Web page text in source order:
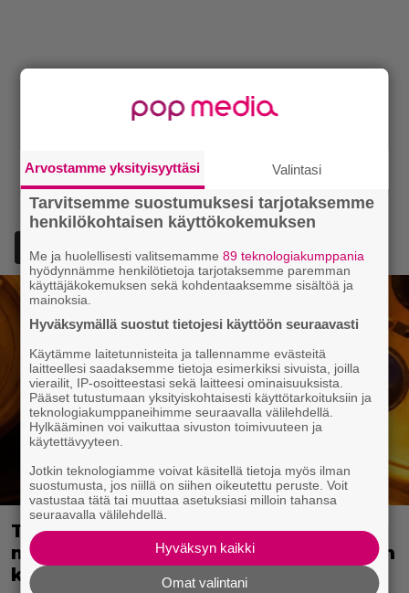
Tänään tv:ssä: Vuoden 2023
megaelokuva luottaa Jason Stathamin
karismaan
Arvostamme yksityisyyttäsi Valintasi
Tarvitsemme suostumuksesi tarjotaksemme
henkilökohtaisen käyttökokemuksen
Me ja huolellisesti valitsemamme89 teknologiakumppania
hyödynnämme henkilötietoja tarjotaksemme paremman
käyttäjäkokemuksen sekä kohdentaaksemme sisältöä ja
mainoksia.
Hyväksymällä suostut tietojesi käyttöön seuraavasti
Käytämme laitetunnisteita ja tallennamme evästeitä
laitteellesi saadaksemme tietoja esimerkiksi sivuista, joilla
vierailit, IP-osoitteestasi sekä laitteesi ominaisuuksista.
Pääset tutustumaan yksityiskohtaisesti käyttötarkoituksiin ja
teknologiakumppaneihimme seuraavalla välilehdellä.
Hylkääminen voi vaikuttaa sivuston toimivuuteen ja
käytettävyyteen.
Jotkin teknologiamme voivat käsitellä tietoja myös ilman
suostumusta, jos niillä on siihen oikeutettu peruste. Voit
vastustaa tätä tai muuttaa asetuksiasi milloin tahansa
seuraavalla välilehdellä.
Hyväksyn kaikki
Omat valintani